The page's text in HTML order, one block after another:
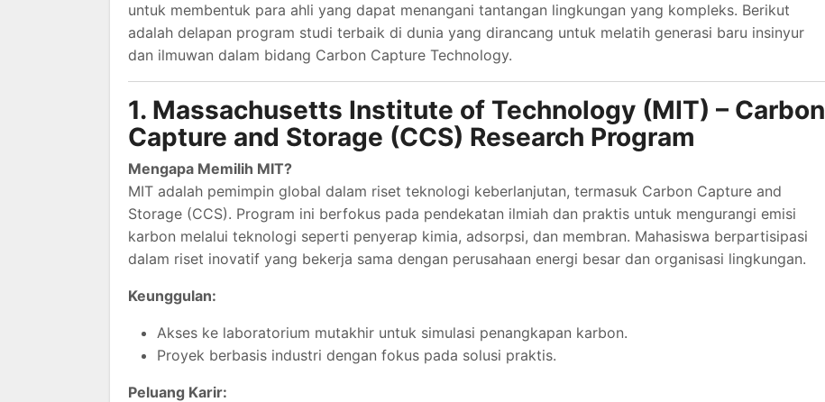
untuk membentuk para ahli yang dapat menangani tantangan lingkungan yang kompleks. Berikut
adalah delapan program studi terbaik di dunia yang dirancang untuk melatih generasi baru insinyur
dan ilmuwan dalam bidang Carbon Capture Technology.
1. Massachusetts Institute of Technology (MIT) – Carbon
Capture and Storage (CCS) Research Program
Mengapa Memilih MIT?
MIT adalah pemimpin global dalam riset teknologi keberlanjutan, termasuk Carbon Capture and
Storage (CCS). Program ini berfokus pada pendekatan ilmiah dan praktis untuk mengurangi emisi
karbon melalui teknologi seperti penyerap kimia, adsorpsi, dan membran. Mahasiswa berpartisipasi
dalam riset inovatif yang bekerja sama dengan perusahaan energi besar dan organisasi lingkungan.
Keunggulan:
Akses ke laboratorium mutakhir untuk simulasi penangkapan karbon.
Proyek berbasis industri dengan fokus pada solusi praktis.
Peluang Karir: